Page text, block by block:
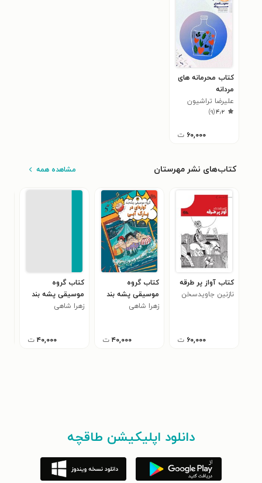
کتاب محرمانه های
مردانه
علیرضا تراشیون
۴٫۲(۹)
۶۰,۰۰۰ ت
کتاب‌های نشر مهرستان مشاهده همه
کتاب آواز پر طرقه
نازنین جاویدسخن
۶۰,۰۰۰ ت
کتاب گروه
موسیقی پشه بند
(جلد سوم، آواره ای
زهرا شاهی
۴۰,۰۰۰ ت
کتاب گروه
موسیقی پشه بند
(جلد دوم، موش
زهرا شاهی
۴۰,۰۰۰ ت
دانلود اپلیکیشن طاقچه